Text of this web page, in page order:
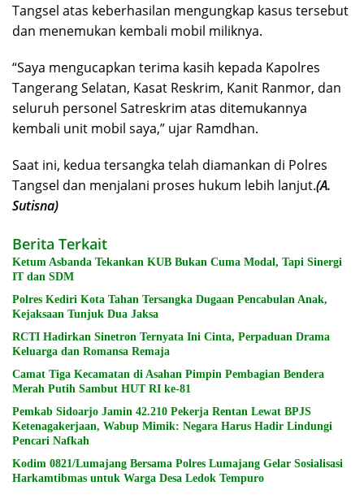
Tangsel atas keberhasilan mengungkap kasus tersebut
dan menemukan kembali mobil miliknya.
“Saya mengucapkan terima kasih kepada Kapolres
Tangerang Selatan, Kasat Reskrim, Kanit Ranmor, dan
seluruh personel Satreskrim atas ditemukannya
kembali unit mobil saya,” ujar Ramdhan.
Saat ini, kedua tersangka telah diamankan di Polres
Tangsel dan menjalani proses hukum lebih lanjut.(A.
Sutisna)
Berita Terkait
Ketum Asbanda Tekankan KUB Bukan Cuma Modal, Tapi Sinergi
IT dan SDM
Polres Kediri Kota Tahan Tersangka Dugaan Pencabulan Anak,
Kejaksaan Tunjuk Dua Jaksa
RCTI Hadirkan Sinetron Ternyata Ini Cinta, Perpaduan Drama
Keluarga dan Romansa Remaja
Camat Tiga Kecamatan di Asahan Pimpin Pembagian Bendera
Merah Putih Sambut HUT RI ke-81
Pemkab Sidoarjo Jamin 42.210 Pekerja Rentan Lewat BPJS
Ketenagakerjaan, Wabup Mimik: Negara Harus Hadir Lindungi
Pencari Nafkah
Kodim 0821/Lumajang Bersama Polres Lumajang Gelar Sosialisasi
Harkamtibmas untuk Warga Desa Ledok Tempuro